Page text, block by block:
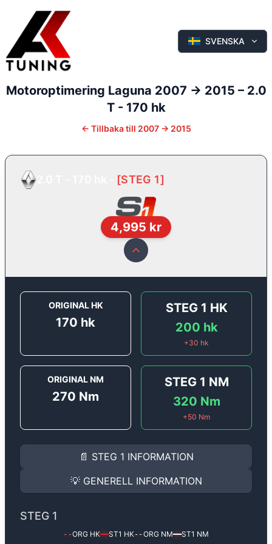
SVENSKA
Motoroptimering Laguna 2007 -> 2015 – 2.0
T - 170 hk
← Tillbaka till 2007 -> 2015
[STEG 1]
4,995 kr
ORIGINAL HK
170 hk
STEG 1 HK
200 hk
+30 hk
ORIGINAL NM
270 Nm
STEG 1 NM
320 Nm
+50 Nm
📄 STEG 1 INFORMATION
INFORMATION
Steg 1
Renault Laguna 2.0 T -
Effekten ökar från170 hktill200 hkoch
(+30 hk & +50 Nm).
Ger mer effekt, högre vridmoment, lägre
Steg 1 mjukvara justerar vi ett antal
💡 GENERELL INFORMATION
✅ All mjukvara är skräddarsydd för din bil
✅ Felsökning inann samt efter optimering
STEG 1
--ORG HK━━ST1 HK--ORG NM━━ST1 NM